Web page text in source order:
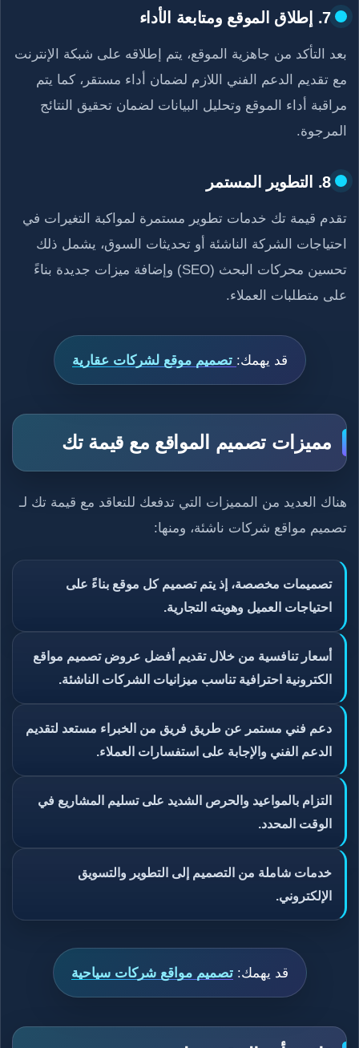
7. إطلاق الموقع ومتابعة الأداء
بعد التأكد من جاهزية الموقع، يتم إطلاقه على شبكة الإنترنت
مع تقديم الدعم الفني اللازم لضمان أداء مستقر، كما يتم
مراقبة أداء الموقع وتحليل البيانات لضمان تحقيق النتائج
المرجوة.
8. التطوير المستمر
تقدم قيمة تك خدمات تطوير مستمرة لمواكبة التغيرات في
احتياجات الشركة الناشئة أو تحديثات السوق، يشمل ذلك
تحسين محركات البحث (SEO) وإضافة ميزات جديدة بناءً
على متطلبات العملاء.
قد يهمك: تصميم موقع لشركات عقارية
مميزات تصميم المواقع مع قيمة تك
هناك العديد من المميزات التي تدفعك للتعاقد مع قيمة تك لـ
تصميم مواقع شركات ناشئة، ومنها:
تصميمات مخصصة، إذ يتم تصميم كل موقع بناءً على
احتياجات العميل وهويته التجارية.
أسعار تنافسية من خلال تقديم أفضل عروض تصميم مواقع
الكترونية احترافية تناسب ميزانيات الشركات الناشئة.
دعم فني مستمر عن طريق فريق من الخبراء مستعد لتقديم
الدعم الفني والإجابة على استفسارات العملاء.
التزام بالمواعيد والحرص الشديد على تسليم المشاريع في
الوقت المحدد.
خدمات شاملة من التصميم إلى التطوير والتسويق
الإلكتروني.
قد يهمك:تصميم مواقع شركات سياحية